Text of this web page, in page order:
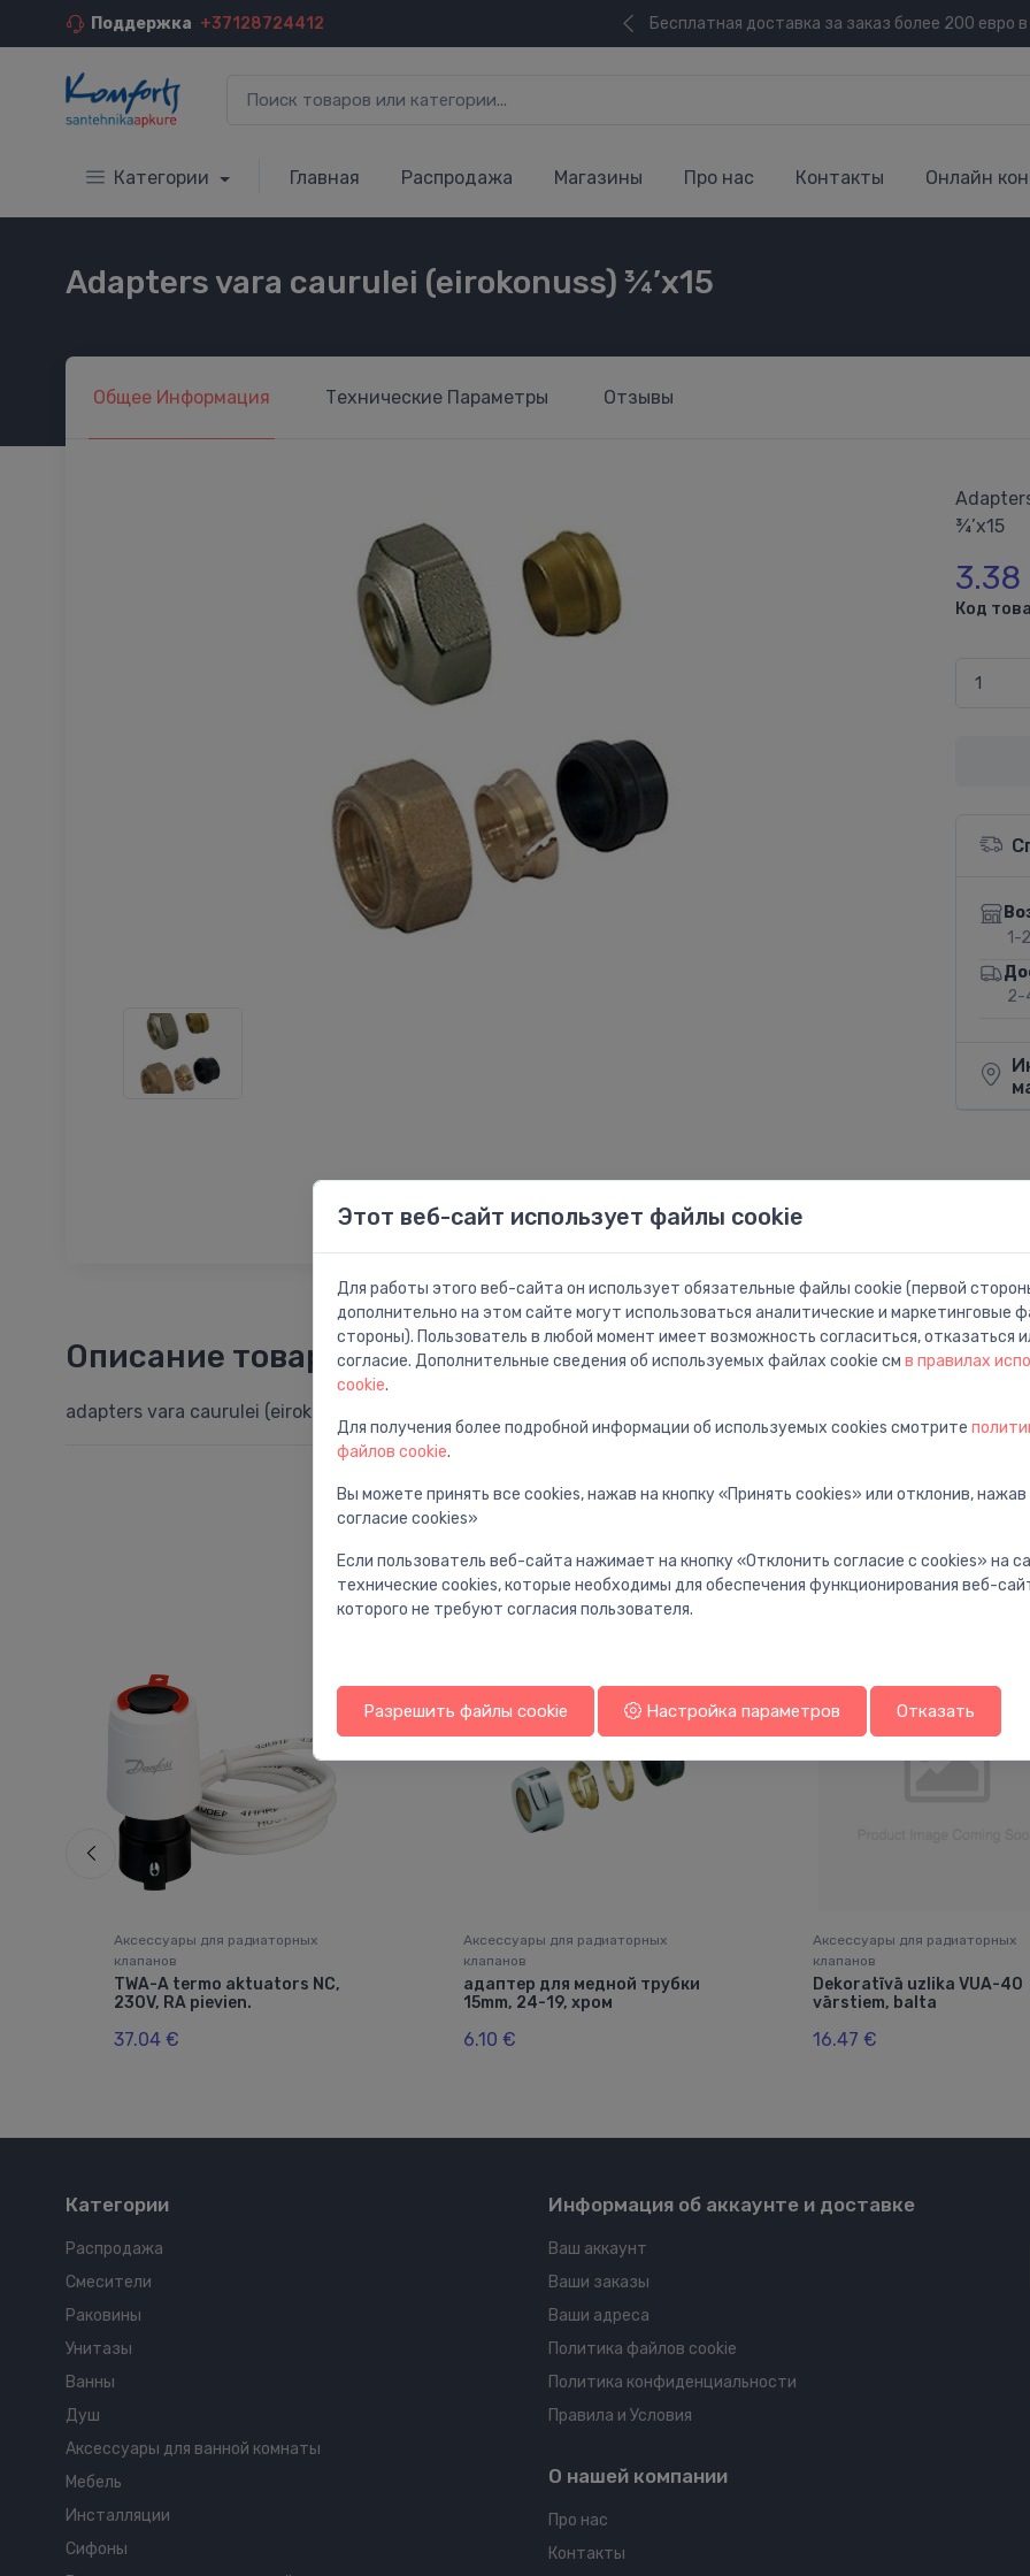
Поддержка +37128724412 Бесплатная доставка за заказ более 200 евро в
Категории Главная Распродажа Магазины Про нас Контакты Онлайн
Adapters vara caurulei (eirokonuss) ¾’x15
Общее Информация Технические Параметры Отзывы
¾’x15
Код
1-
2-
Описание товара
adapters vara caurulei (eirokonuss) ¾’x15
Вам также может понравиться
Аксессуары для радиаторных
клапанов
TWA-A termo aktuators NC,
230V, RA pievien.
37.04 €
Аксессуары для радиаторных
клапанов
адаптер для медной трубки
15mm, 24-19, хром
6.10 €
Аксессуары для радиаторных
клапанов
Dekoratīvā uzlika VUA-40
vārstiem, balta
16.47 €
Категории
Распродажа
Смесители
Раковины
Унитазы
Ванны
Душ
Аксессуары для ванной комнаты
Мебель
Инсталляции
Сифоны
Информация об аккаунте и доставке
Ваш аккаунт
Ваши заказы
Ваши адреса
Политика файлов cookie
Политика конфиденциальности
Правила и Условия
О нашей компании
Про нас
Контакты
Этот веб-сайт использует файлы cookie
Для работы этого веб-сайта он использует обязательные файлы cookie (первой
дополнительно на этом сайте могут использоваться аналитические и маркетинговые
стороны). Пользователь в любой момент имеет возможность согласиться, отказаться
согласие. Дополнительные сведения об используемых файлах cookie см в правилах
cookie.
Для получения более подробной информации об используемых cookies смотрите
файлов cookie.
Вы можете принять все cookies, нажав на кнопку «Принять cookies» или отклонив,
согласие cookies»
Если пользователь веб-сайта нажимает на кнопку «Отклонить согласие с cookies» на
технические cookies, которые необходимы для обеспечения функционирования веб-
которого не требуют согласия пользователя.
Разрешить файлы cookie Настройка параметров Отказать